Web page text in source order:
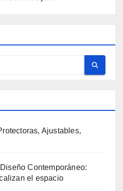
Ajustables,
Contemporáneo:
el espacio